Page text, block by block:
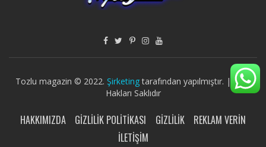
Tozlu magazin © 2022. Şirketingtarafından yapılmıştır. | Tüm
Hakları Saklıdır
HAKKIMIZDA GIZLILIK POLITIKASI GIZLILIK
REKLAM VERIN
İLETIŞIM